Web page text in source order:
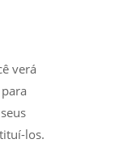
verá
los.